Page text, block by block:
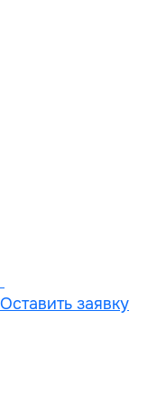
Оставить заявку